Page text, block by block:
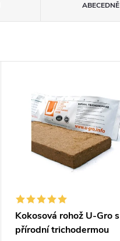
ABECEDNĚ
Kokosová rohož U-Gro s
přírodní trichodermou